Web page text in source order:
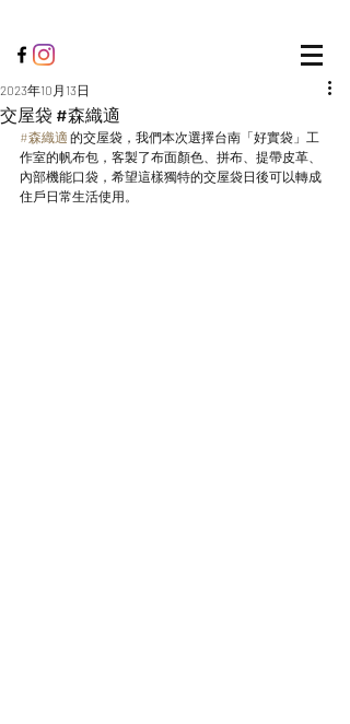
交屋袋 #森織適
2023年10月13日
#森織適 的交屋袋，我們本次選擇台南「好實袋」工
作室的帆布包，客製了布面顏色、拼布、提帶皮革、
內部機能口袋，希望這樣獨特的交屋袋日後可以轉成
住戶日常生活使用。